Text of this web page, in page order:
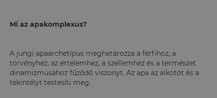
Mi az apakomplexus?
A jungi apaarchetípus meghatározza a férfihoz, a
törvényhez, az értelemhez, a szellemhez és a természet
dinamizmusához fűződő viszonyt. Az apa az alkotót és a
tekintélyt testesíti meg.